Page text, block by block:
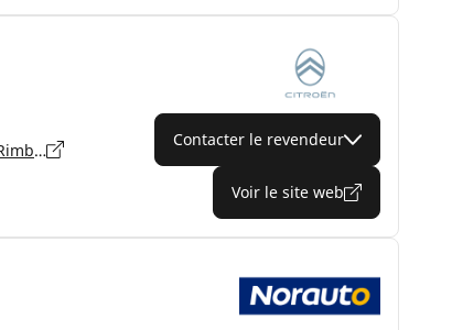
ZAC de Canto Perdrix - Bd Arthur Rimbaud, 13693 MARTIGUES
Contacter le revendeur
Voir le site web